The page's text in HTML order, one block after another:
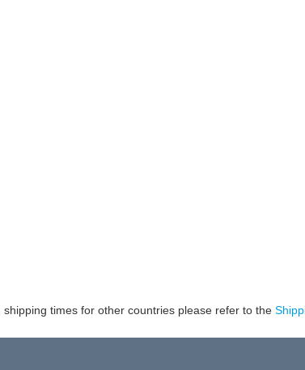
times for other countries please refer to the